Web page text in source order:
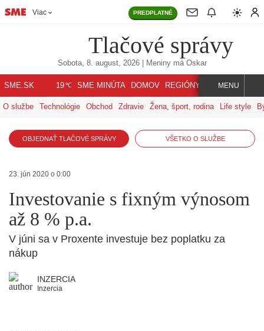
Viac PREDPLATNÉ
Tlačové správy
Sobota, 8. august, 2026| Meniny má Oskar
SME.SK 19℃ SME MINÚTA DOMOV REGIÓNY INDEX SVET
MENU
O službe Technológie Obchod Zdravie Žena, šport, rodina Life style
OBJEDNAŤ TLAČOVÉ SPRÁVY VŠETKO O SLUŽBE
23. jún 2020 o 0:00
Investovanie s fixným výnosom
až 8 % p.a.
V júni sa v Proxente investuje bez poplatku za
nákup
INZERCIA
Inzercia